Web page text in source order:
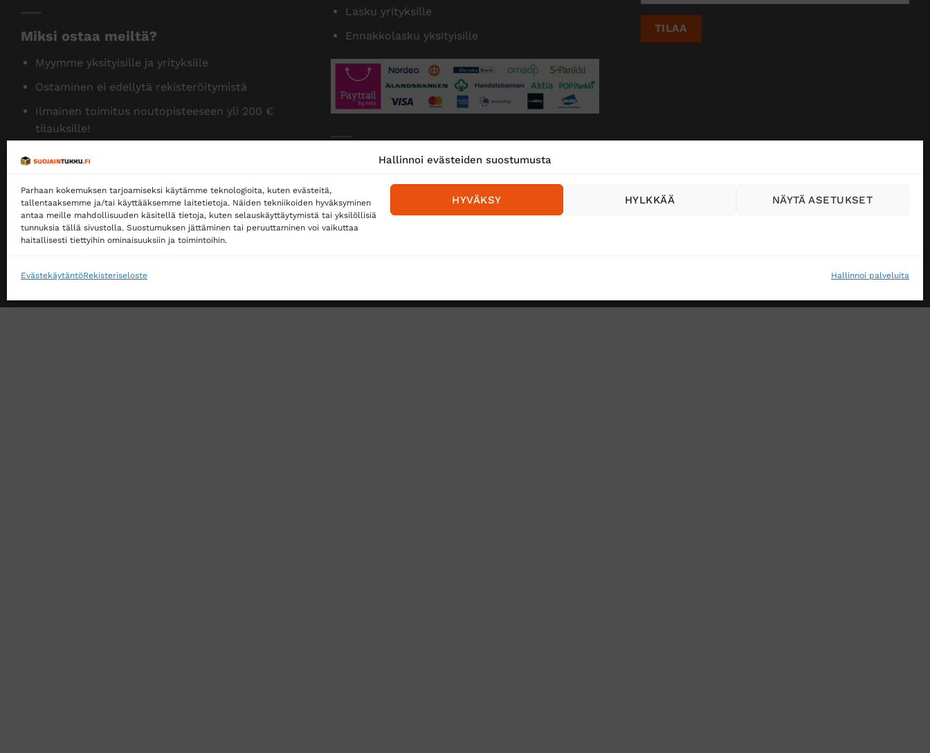
Hallinnoi evästeiden suostumusta
Parhaan kokemuksen tarjoamiseksi käytämme teknologioita, kuten evästeitä,
tallentaaksemme ja/tai käyttääksemme laitetietoja. Näiden tekniikoiden hyväksyminen
antaa meille mahdollisuuden käsitellä tietoja, kuten selauskäyttäytymistä tai yksilöllisiä
tunnuksia tällä sivustolla. Suostumuksen jättäminen tai peruuttaminen voi vaikuttaa
haitallisesti tiettyihin ominaisuuksiin ja toimintoihin.
Hallinnoi palveluita
HYVÄKSY HYLKKÄÄ NÄYTÄ ASETUKSET
EvästekäytäntöRekisteriseloste
Miksi ostaa meiltä?
Myymme yksityisille ja yrityksille
Ostaminen ei edellytä rekisteröitymistä
Ilmainen toimitus noutopisteeseen yli 200 €
tilauksille!
Tilaamme isoja eriä siksi myymme halvalla!
14 päivän vaihto- ja palautusoikeus kuluttajille
Lasku yrityksille
Ennakkolasku yksityisille
Toimitustavat
Matkahuolto
Postnord